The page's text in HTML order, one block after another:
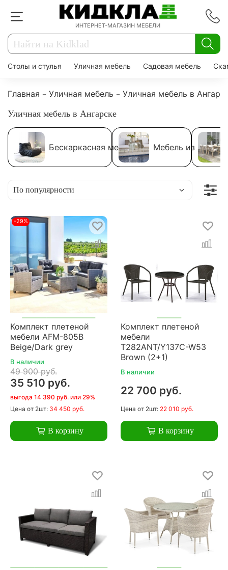
ИНТЕРНЕТ-МАГАЗИН МЕБЕЛИ
Столы и стулья Уличная мебель Садовая мебель
Главная Уличная мебель
Уличная мебель в
Уличная мебель в Ангарске
Бескаркасная мебель Мебель из
-29%
Комплект плетеной
мебели AFM-805B
Beige/Dark grey
В наличии
49 900 руб.
35 510 руб.
выгода 14 390 руб. или 29%
Цена от 2шт: 34 450 руб.
В корзину
Комплект плетеной
мебели
T282ANT/Y137C-W53
Brown (2+1)
В наличии
22 700 руб.
Цена от 2шт: 22 010 руб.
В корзину